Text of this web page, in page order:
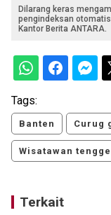
Dilarang keras
pengindeksan
Kantor Berita ANTARA.
Tags:
Banten Curug
Wisatawan
Terkait